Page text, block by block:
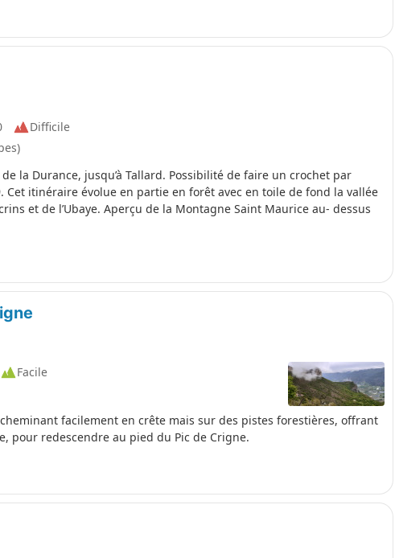
Difficile
la Durance, jusqu’à Tallard. Possibilité de faire un crochet par
itinéraire évolue en partie en forêt avec en toile de fond la vallée
et de l’Ubaye. Aperçu de la Montagne Saint Maurice au- dessus
Facile
facilement en crête mais sur des pistes forestières, offrant
pour redescendre au pied du Pic de Crigne.